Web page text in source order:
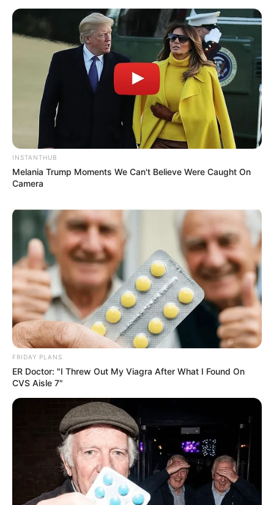
16. Marque o lugar dos olhos e cole as pérolas
pretas com a cola quente. Faça a boquinha com
ponto atrás usando a linha vermelha.
17. Finalize o protetor de porta colando a cabeça
do papai Noel bem no centro da peça, entre as
duas mãozinhas.
18. Para decorar, corte duas folhas típicas do
Natal..
INSTANTHUB
Melania Trump Moments We Can't Believe Were Caught On
Camera
FRIDAY PLANS
ER Doctor: "I Threw Out My Viagra After What I Found On
CVS Aisle 7"